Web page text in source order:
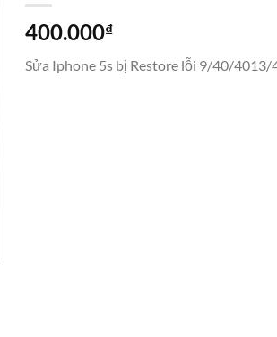
400.000₫
Sửa Iphone 5s bị Restore lỗi 9/40/4013/